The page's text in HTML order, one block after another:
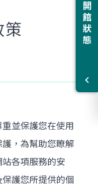
開館狀態
策
重並保護您在使用
，為幫助您瞭解
各項服務的安
護您所提供的個